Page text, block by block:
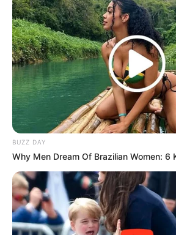
Langka Banget! 10 Pose Lucu
Katak yang Bikin Ketawa
Gemes
Ambyar! 10 Kalimat Baper
Pakai Bahasa Jawa Ini Bikin
Galau Abis
BUZZ DAY
Why Men Dream Of Brazilian Women: 6